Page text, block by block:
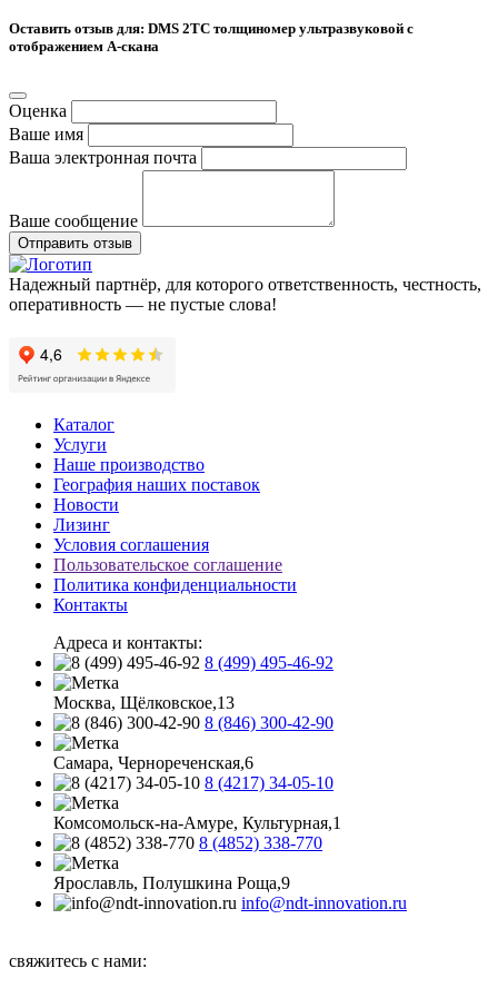
Оставить отзыв для: DMS 2TC толщиномер ультразвуковой с
отображением А-скана
Оценка
Ваше имя
Ваша электронная почта
Ваше сообщение
Отправить отзыв
Надежный партнёр, для которого ответственность, честность,
оперативность — не пустые слова!
Каталог
Услуги
Наше производство
География наших поставок
Новости
Лизинг
Условия соглашения
Пользовательское соглашение
Политика конфиденциальности
Контакты
Адреса и контакты:
8 (499) 495-46-92
Москва, Щёлковское,13
8 (846) 300-42-90
Самара, Чернореченская,6
8 (4217) 34-05-10
Комсомольск-на-Амуре, Культурная,1
8 (4852) 338-770
Ярославль, Полушкина Роща,9
info@ndt-innovation.ru
свяжитесь с нами: